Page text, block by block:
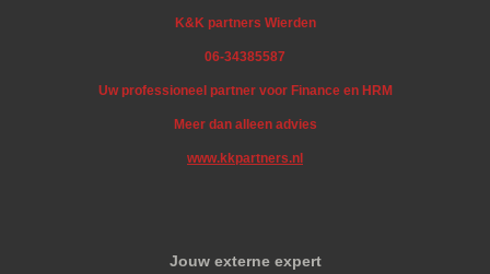
K&K partners Wierden
06-34385587
Uw professioneel partner voor Finance en HRM
Meer dan alleen advies
www.kkpartners.nl
Jouw externe expert